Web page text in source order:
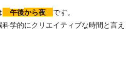
午後から夜
です。
学的にクリエイティブな時間と言え